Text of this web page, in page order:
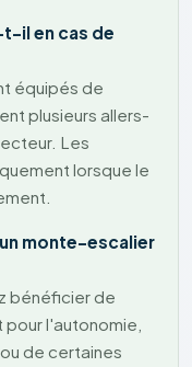
il en cas de
équipés de
plusieurs allers-
Les
lorsque le
monte-escalier
bénéficier de
l'autonomie,
de certaines